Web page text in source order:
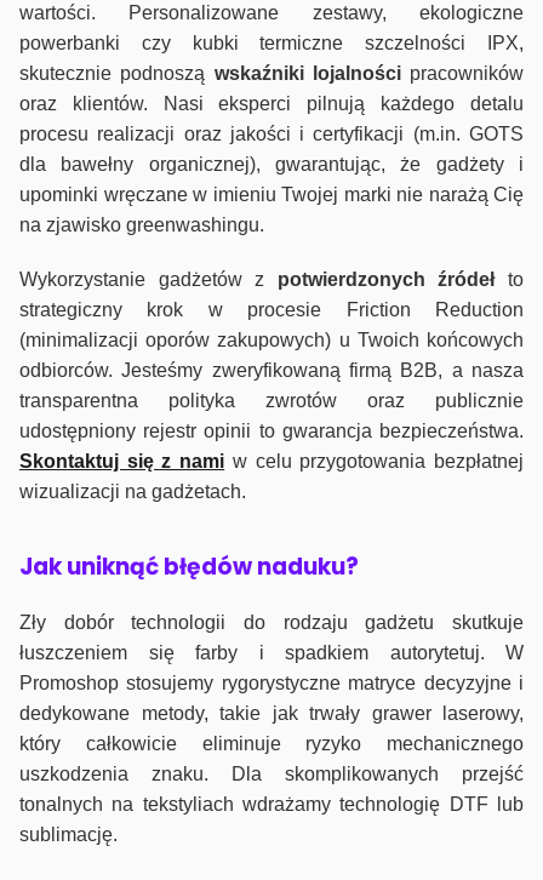
wartości. Personalizowane zestawy, ekologiczne
powerbanki czy kubki termiczne szczelności IPX,
skutecznie podnoszą wskaźniki lojalnościpracowników
oraz klientów. Nasi eksperci pilnują każdego detalu
procesu realizacji oraz jakości i certyfikacji (m.in. GOTS
dla bawełny organicznej), gwarantując, że gadżety i
upominki wręczane w imieniu Twojej marki nie narażą Cię
na zjawisko greenwashingu.
Wykorzystanie gadżetów z potwierdzonych źródełto
strategiczny krok w procesie Friction Reduction
(minimalizacji oporów zakupowych) u Twoich końcowych
odbiorców. Jesteśmy zweryfikowaną firmą B2B, a nasza
transparentna polityka zwrotów oraz publicznie
udostępniony rejestr opinii to gwarancja bezpieczeństwa.
Skontaktuj się z nami w celu przygotowania bezpłatnej
wizualizacji na gadżetach.
Jak uniknąć błędów naduku?
Zły dobór technologii do rodzaju gadżetu skutkuje
łuszczeniem się farby i spadkiem autorytetuj. W
Promoshop stosujemy rygorystyczne matryce decyzyjne i
dedykowane metody, takie jak trwały grawer laserowy,
który całkowicie eliminuje ryzyko mechanicznego
uszkodzenia znaku. Dla skomplikowanych przejść
tonalnych na tekstyliach wdrażamy technologię DTF lub
sublimację.